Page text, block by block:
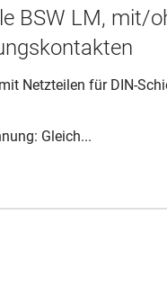
BSW LM, mit/
Netzteilen für DIN-
Gleich...